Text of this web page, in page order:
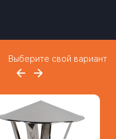
Выберите свой вариант